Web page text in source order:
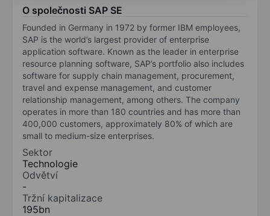
O společnosti SAP SE
Founded in Germany in 1972 by former IBM employees,
SAP is the world’s largest provider of enterprise
application software. Known as the leader in enterprise
resource planning software, SAP’s portfolio also includes
software for supply chain management, procurement,
travel and expense management, and customer
relationship management, among others. The company
operates in more than 180 countries and has more than
400,000 customers, approximately 80% of which are
small to medium-size enterprises.
Sektor
Technologie
Odvětví
-
Tržní kapitalizace
195bn